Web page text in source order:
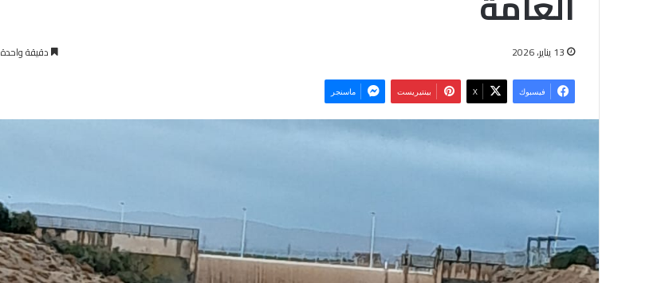
13 يناير، 2026 دقيقة واحدة
فيسبوك ‫X بينتيريست ماسنجر